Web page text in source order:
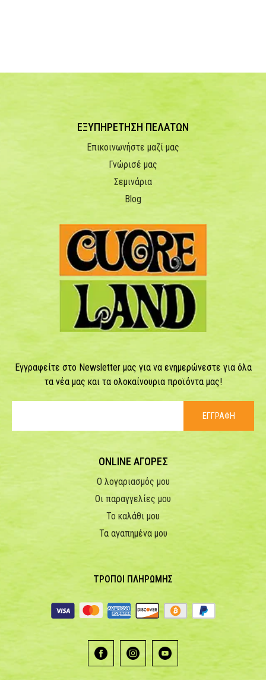
ΕΞΥΠΗΡΕΤΗΣΗ ΠΕΛΑΤΩΝ
Επικοινωνήστε μαζί μας
Γνώρισέ μας
Σεμινάρια
Blog
Εγγραφείτε στο Newsletter μας για να ενημερώνεστε για όλα
τα νέα μας και τα ολοκαίνουρια προϊόντα μας!
ΕΓΓΡΑΦΗ
ONLINE ΑΓΟΡΕΣ
Ο λογαριασμός μου
Οι παραγγελίες μου
Το καλάθι μου
Τα αγαπημένα μου
ΤΡΟΠΟΙ ΠΛΗΡΩΜΗΣ